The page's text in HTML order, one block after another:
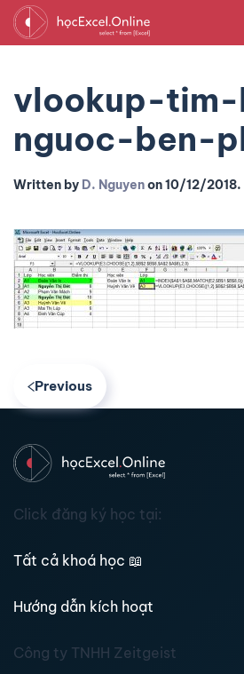
vlookup-
nguoc-ben-
Written by D. Nguyenon10/12/2018.
Previous
Click đăng ký học tại:
Tất cả khoá học 📖
Hướng dẫn kích hoạt
Công ty TNHH Zeitgeist